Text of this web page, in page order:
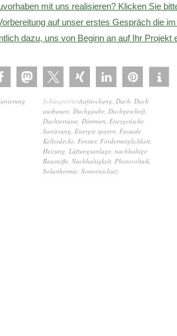
mit uns realisieren? Klicken Sie
auf unser erstes Gespräch die
dazu, uns von Beginn an auf Ihr Projekt
SchlagwörterAufstockung Dach Dach
ausbauen Dachgaube Dachgeschoß
Dachterrasse Dämmen Energetische
Sanierung Energie sparen Fassade
Kellerdecke Fenster, Fördermöglichkeit
Heizung Lüftungsanlage nachhaltige
Baustoffe Nachhaltigkeit Photovoltaik
Solarthermie Sonnenschutz